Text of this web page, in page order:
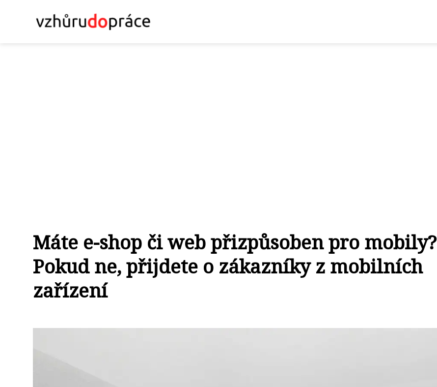
Máte e-shop či web přizpůsoben pro mobily?
Pokud ne, přijdete o zákazníky z mobilních
zařízení